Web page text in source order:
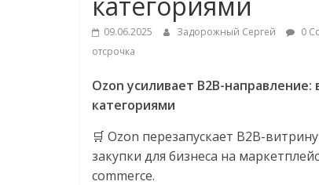
логистике,
технологиях,
соцсетях
Портал
об
09.06.2025 Задорожный Сергей 0
отсрочка
Ozon усиливает B2B-
категориями
🛒 Ozon перезапускает B2B-
закупки для бизнеса на
commerce.